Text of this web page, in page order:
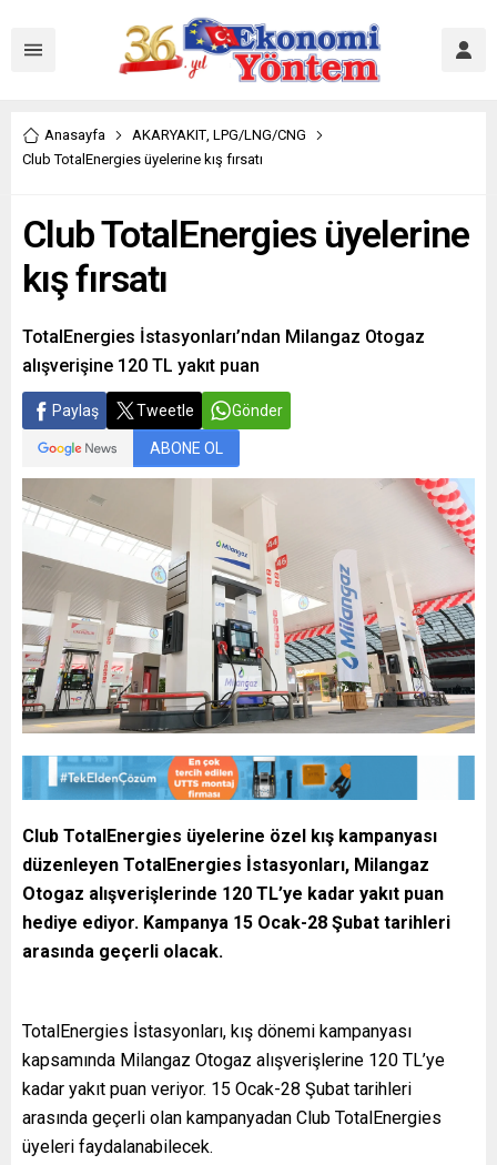
Anasayfa AKARYAKIT, LPG/LNG/CNG
Club TotalEnergies üyelerine kış fırsatı
Club TotalEnergies üyelerine
kış fırsatı
TotalEnergies İstasyonları’ndan Milangaz Otogaz
alışverişine 120 TL yakıt puan
Paylaş Tweetle Gönder
ABONE OL
Club TotalEnergies üyelerine özel kış kampanyası
düzenleyen TotalEnergies İstasyonları, Milangaz
Otogaz alışverişlerinde 120 TL’ye kadar yakıt puan
hediye ediyor. Kampanya 15 Ocak-28 Şubat tarihleri
arasında geçerli olacak.
TotalEnergies İstasyonları, kış dönemi kampanyası
kapsamında Milangaz Otogaz alışverişlerine 120 TL’ye
kadar yakıt puan veriyor. 15 Ocak-28 Şubat tarihleri
arasında geçerli olan kampanyadan Club TotalEnergies
üyeleri faydalanabilecek.